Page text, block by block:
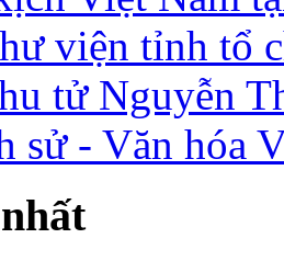
viện tỉnh tổ
tử Nguyễn
sử - Văn hóa